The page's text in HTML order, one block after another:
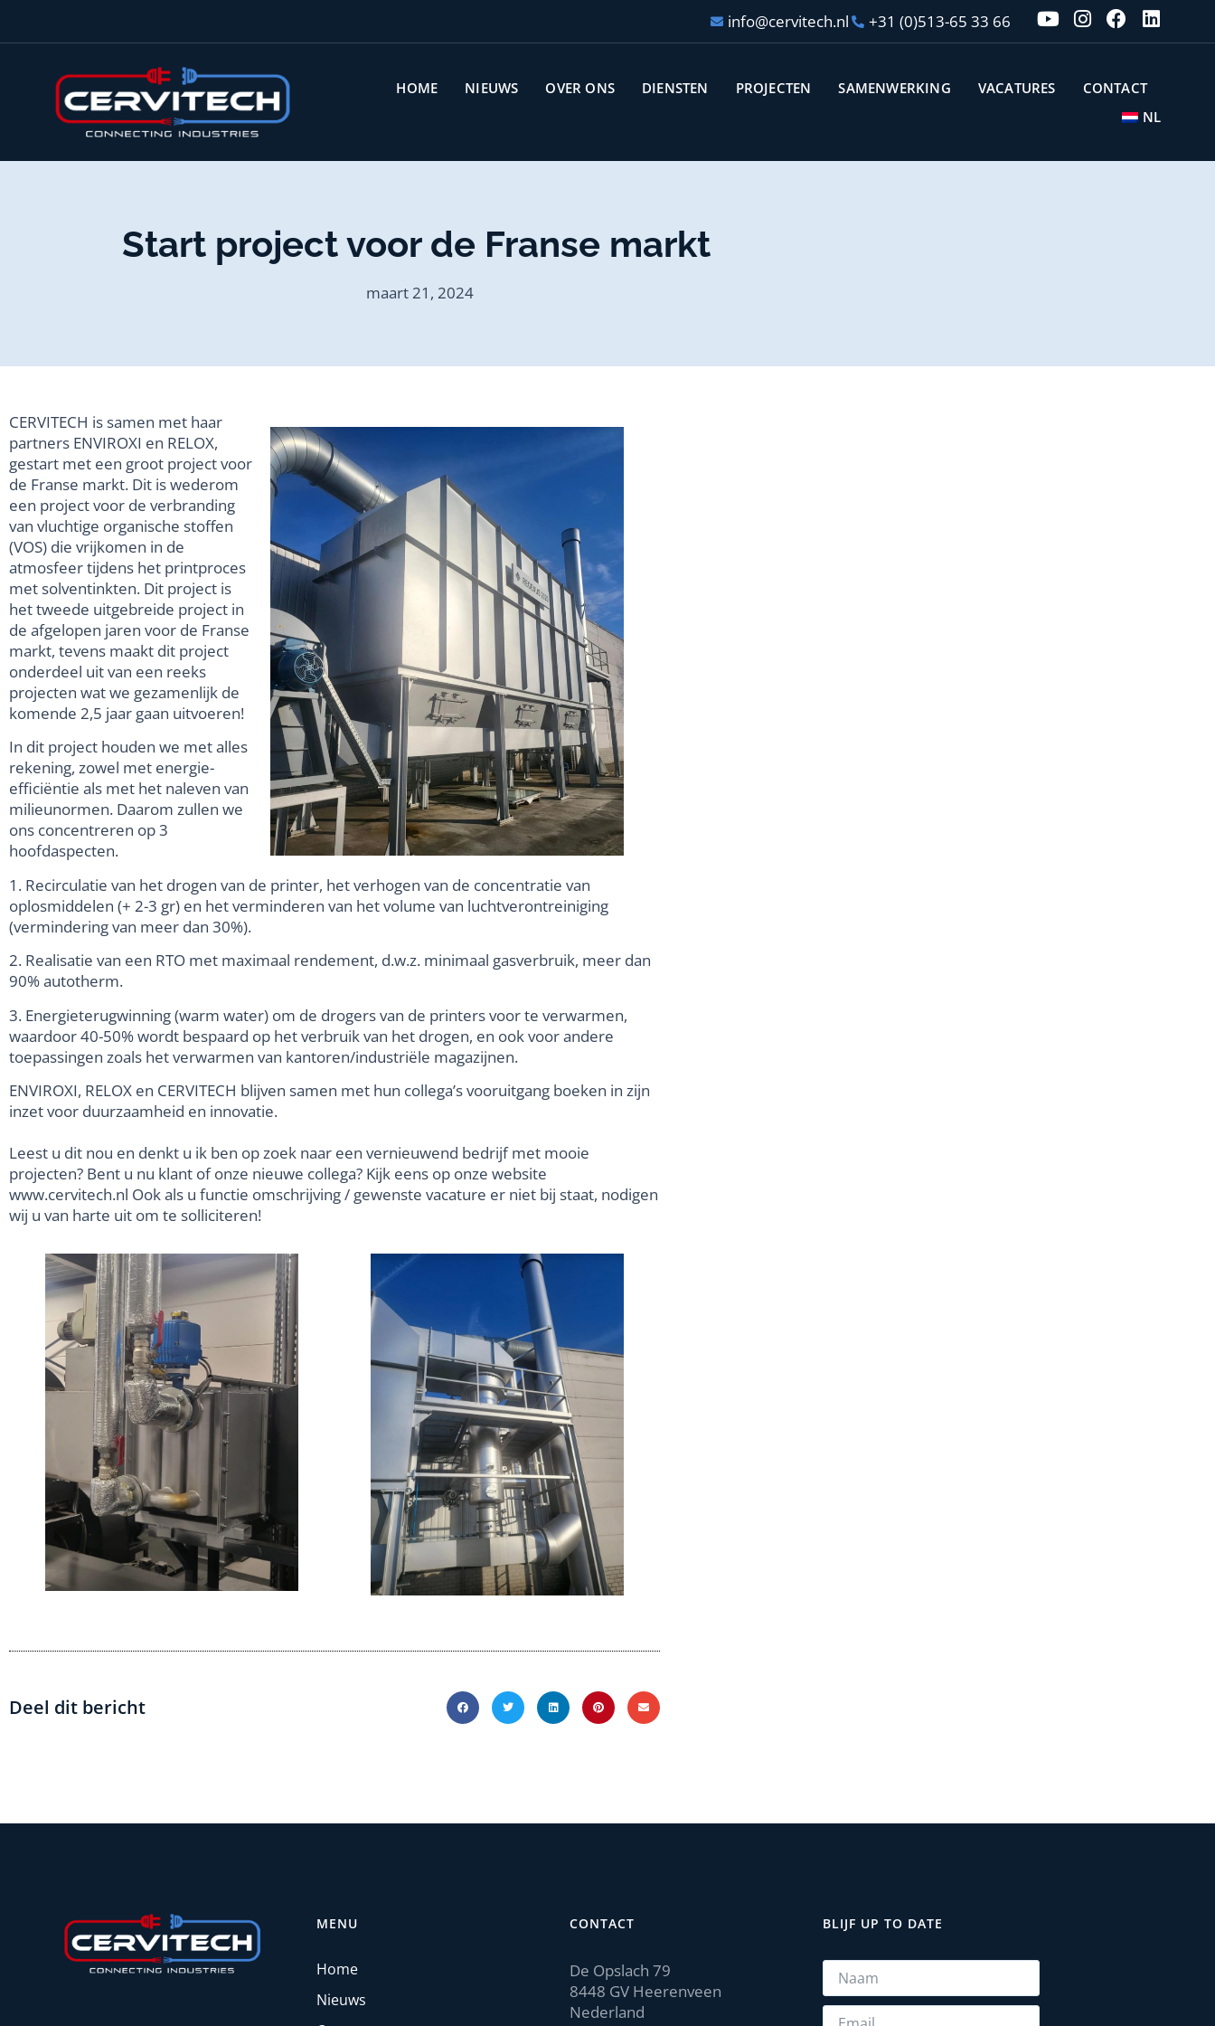
info@cervitech.nl +31 (0)513-65 33 66
HOME NIEUWS OVER ONS DIENSTEN PROJECTEN SAMENWERKING VACATURES
CONTACT
NL
Start project voor de Franse markt
maart 21, 2024
CERVITECH is samen met haar
partners ENVIROXI en RELOX,
gestart met een groot project voor
de Franse markt. Dit is wederom
een project voor de verbranding
van vluchtige organische stoffen
(VOS) die vrijkomen in de
atmosfeer tijdens het printproces
met solventinkten. Dit project is
het tweede uitgebreide project in
de afgelopen jaren voor de Franse
markt, tevens maakt dit project
onderdeel uit van een reeks
projecten wat we gezamenlijk de
komende 2,5 jaar gaan uitvoeren!
In dit project houden we met alles
rekening, zowel met energie-
efficiëntie als met het naleven van
milieunormen. Daarom zullen we
ons concentreren op 3
hoofdaspecten.
1. Recirculatie van het drogen van de printer, het verhogen van de concentratie van
oplosmiddelen (+ 2-3 gr) en het verminderen van het volume van luchtverontreiniging
(vermindering van meer dan 30%).
2. Realisatie van een RTO met maximaal rendement, d.w.z. minimaal gasverbruik, meer dan
90% autotherm.
3. Energieterugwinning (warm water) om de drogers van de printers voor te verwarmen,
waardoor 40-50% wordt bespaard op het verbruik van het drogen, en ook voor andere
toepassingen zoals het verwarmen van kantoren/industriële magazijnen.
ENVIROXI, RELOX en CERVITECH blijven samen met hun collega’s vooruitgang boeken in zijn
inzet voor duurzaamheid en innovatie.
Leest u dit nou en denkt u ik ben op zoek naar een vernieuwend bedrijf met mooie
projecten? Bent u nu klant of onze nieuwe collega? Kijk eens op onze website
www.cervitech.nl Ook als u functie omschrijving / gewenste vacature er niet bij staat, nodigen
wij u van harte uit om te solliciteren!
Deel dit bericht
MENU
Home
Nieuws
CONTACT
De Opslach 79
8448 GV Heerenveen
Nederland
BLIJF UP TO DATE